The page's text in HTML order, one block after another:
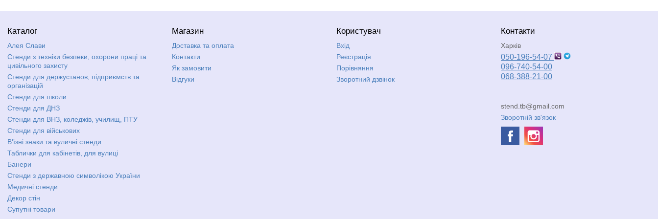
Каталог
Алея Слави
Стенди з техніки безпеки, охорони праці та
цивільного захисту
Стенди для держустанов, підприємств та
організацій
Стенди для школи
Стенди для ДНЗ
Стенди для ВНЗ, коледжів, училищ, ПТУ
Стенди для військових
В'їзні знаки та вуличні стенди
Таблички для кабінетів, для вулиці
Банери
Стенди з державною символікою України
Медичні стенди
Декор стін
Супутні товари
Магазин
Доставка та оплата
Контакти
Як замовити
Відгуки
Користувач
Вхід
Реєстрація
Порівняння
Зворотний дзвінок
Контакти
Харків
050-196-54-07
096-740-54-00
068-388-21-00
stend.tb@gmail.com
Зворотній зв'язок